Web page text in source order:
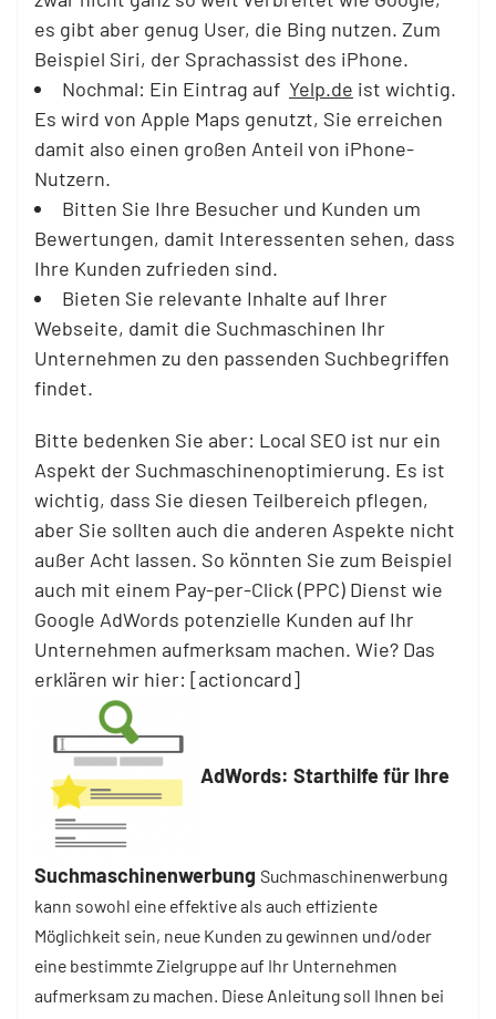
es gibt aber genug User, die Bing nutzen. Zum
Beispiel Siri, der Sprachassist des iPhone.
Nochmal: Ein Eintrag auf Yelp.de ist wichtig.
Es wird von Apple Maps genutzt, Sie erreichen
damit also einen großen Anteil von iPhone-
Nutzern.
Bitten Sie Ihre Besucher und Kunden um
Bewertungen, damit Interessenten sehen, dass
Ihre Kunden zufrieden sind.
Bieten Sie relevante Inhalte auf Ihrer
Webseite, damit die Suchmaschinen Ihr
Unternehmen zu den passenden Suchbegriffen
findet.
Bitte bedenken Sie aber: Local SEO ist nur ein
Aspekt der Suchmaschinenoptimierung. Es ist
wichtig, dass Sie diesen Teilbereich pflegen,
aber Sie sollten auch die anderen Aspekte nicht
außer Acht lassen. So könnten Sie zum Beispiel
auch mit einem Pay-per-Click (PPC) Dienst wie
Google AdWords potenzielle Kunden auf Ihr
Unternehmen aufmerksam machen. Wie? Das
erklären wir hier: [actioncard]
AdWords: Starthilfe für Ihre
Suchmaschinenwerbung Suchmaschinenwerbung
kann sowohl eine effektive als auch effiziente
Möglichkeit sein, neue Kunden zu gewinnen und/oder
eine bestimmte Zielgruppe auf Ihr Unternehmen
aufmerksam zu machen. Diese Anleitung soll Ihnen bei